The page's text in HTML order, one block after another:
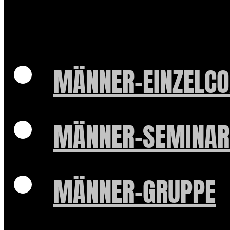
MÄNNER-
MÄNNER-
MÄNNER-GRUPPE